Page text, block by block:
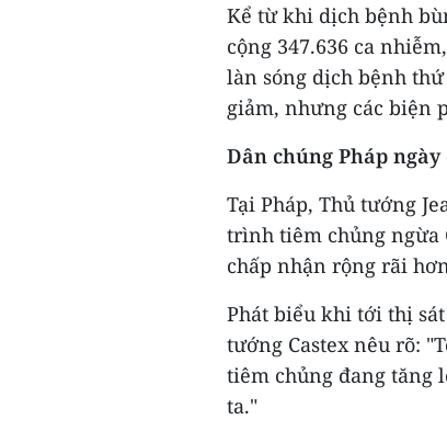
Kể từ khi dịch bệnh
cộng 347.636 ca
làn sóng dịch bệnh
giảm, nhưng các biện
Dân chúng Pháp
Tại Pháp, Thủ tướng
trình tiêm chủng ngừa
chấp nhận rộng rãi
Phát biểu khi tới thị
tướng Castex nêu rõ:
tiêm chủng đang tăng
ta."